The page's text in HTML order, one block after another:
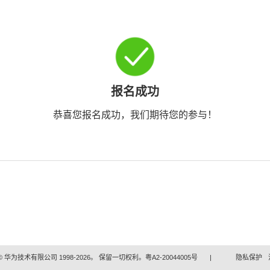
报名成功
恭喜您报名成功，我们期待您的参与！
华为技术有限公司 1998-2026。 保留一切权利。粤A2-20044005号 | 隐私保护